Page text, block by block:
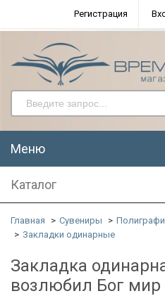
Регистрация
Меню
Каталог
Главная Сувениры
Закладки одинарные
Закладка
возлюбил Бог мир